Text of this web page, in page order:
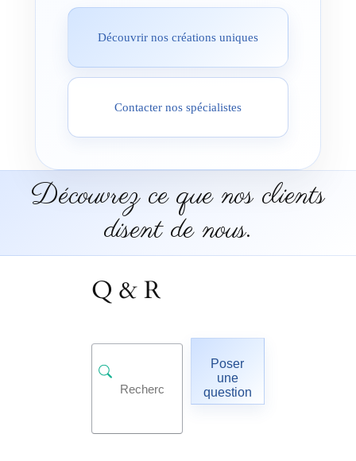
Découvrir nos créations uniques
Contacter nos spécialistes
Découvrez ce que nos clients
disent de nous.
Q & R
Poser
une
question